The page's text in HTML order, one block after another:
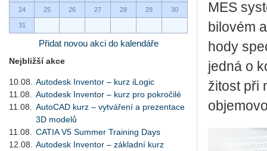
24 25 26 27 28 29 30
31
Přidat novou akci do kalendáře
Nejbližší akce
10.08.
Autodesk Inventor – kurz iLogic
11.08.
Autodesk Inventor – kurz pro pokročilé
11.08.
AutoCAD kurz – vytváření a prezentace
3D modelů
11.08.
CATIA V5 Summer Training Days
12.08.
Autodesk Inventor – základní kurz
MES
bi­lo­vém
ho­dy
jedná o
ži­tost při